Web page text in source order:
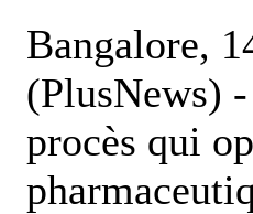
Bangalore,
(PlusNews)
procès qui